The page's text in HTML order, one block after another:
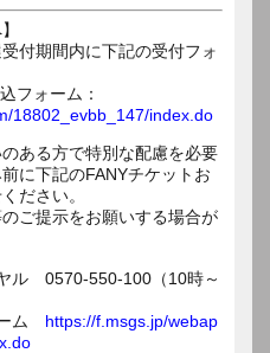
付期間内に下記の受付フォ
フォーム：
18802_evbb_147/index.do
ある方で特別な配慮を必要
に下記のFANYチケットお
ださい。
ご提示をお願いする場合が
ル 0570-550-100（10時～
ム https://f.msgs.jp/webap